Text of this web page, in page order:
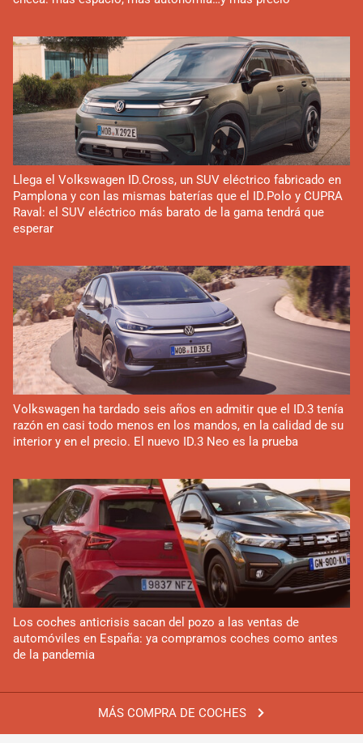
MÁS COMPRA DE COCHES
Llega el Volkswagen ID.Cross, un SUV eléctrico fabricado en
Pamplona y con las mismas baterías que el ID.Polo y CUPRA
Raval: el SUV eléctrico más barato de la gama tendrá que
esperar
Volkswagen ha tardado seis años en admitir que el ID.3 tenía
razón en casi todo menos en los mandos, en la calidad de su
interior y en el precio. El nuevo ID.3 Neo es la prueba
Los coches anticrisis sacan del pozo a las ventas de
automóviles en España: ya compramos coches como antes
de la pandemia